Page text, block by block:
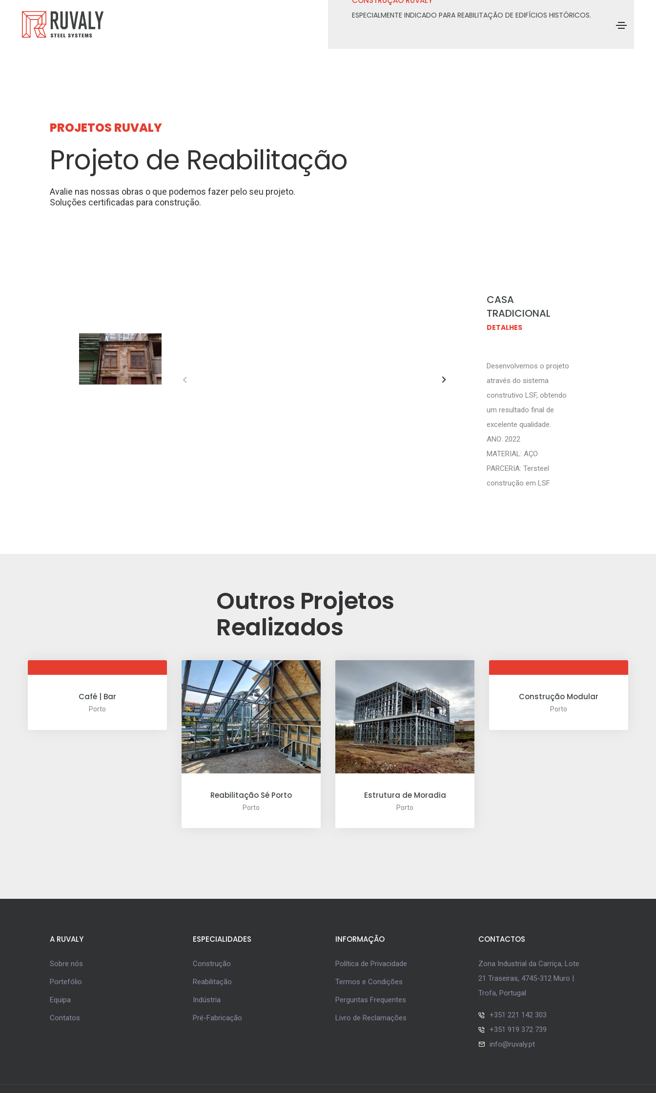
ESPECIALMENTE INDICADO PARA REABILITAÇÃO DE EDIFÍCIOS HISTÓRICOS.
PROJETOS RUVALY
Projeto de Reabilitação
Avalie nas nossas obras o que podemos fazer pelo seu projeto.
Soluções certificadas para construção.
CASA
TRADICIONAL
DETALHES
Desenvolvemos o projeto
através do sistema
construtivo LSF, obtendo
um resultado final de
excelente qualidade.
ANO: 2022
MATERIAL: AÇO
PARCERIA: Tersteel
construção em LSF
Outros Projetos
Realizados
Café | Bar
Porto
Reabilitação Sé Porto
Porto
Estrutura de Moradia
Porto
Construção Modular
Porto
A RUVALY
Sobre nós
Portefólio
Equipa
Contatos
ESPECIALIDADES
Construção
Reabilitação
Indústria
Pré-Fabricação
INFORMAÇÃO
Política de Privacidade
Termos e Condições
Perguntas Frequentes
Livro de Reclamações
CONTACTOS
Zona Industrial da Carriça, Lote
21 Traseiras, 4745-312 Muro |
Trofa, Portugal
+351 221 142 303
+351 919 372 739
info@ruvaly.pt